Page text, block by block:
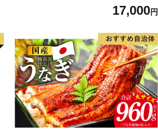
煎対応 簡単調理 鰻 ウナギ 人気総菜
17,000円